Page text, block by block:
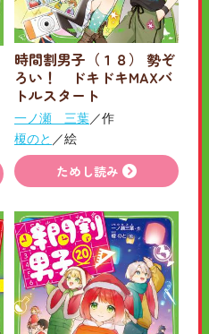
時間割男子（１８） 勢ぞ
ろい！ ドキドキMAXバ
トルスタート
一ノ瀬 三葉／作
榎のと ／絵
ためし読み